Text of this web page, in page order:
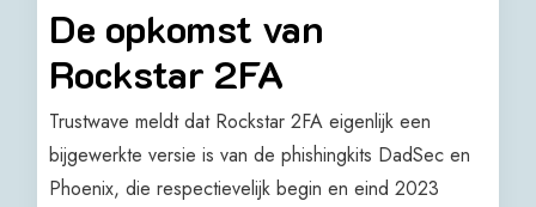
De opkomst van
Rockstar 2FA
Trustwave meldt dat Rockstar 2FA eigenlijk een
bijgewerkte versie is van de phishingkits DadSec en
Phoenix, die respectievelijk begin en eind 2023